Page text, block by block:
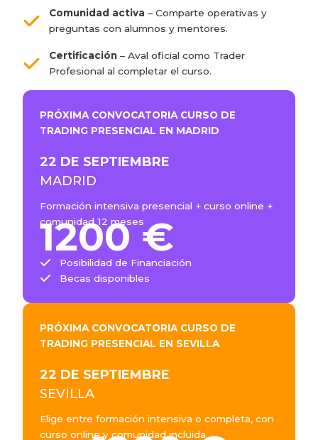
Comunidad activa – Comparte operativas y
preguntas con alumnos y mentores.
Certificación – Aval oficial como Trader
Profesional al completar el curso.
PRÓXIMA CONVOCATORIA CURSO DE
TRADING PRESENCIAL EN MADRID
22 DE SEPTIEMBRE
MADRID
Formación intensiva presencial + curso online +
comunidad 12 meses
1200 €
Posibilidad de Financiación
Becas disponibles
PRÓXIMA CONVOCATORIA CURSO DE
TRADING PRESENCIAL EN SEVILLA
22 DE SEPTIEMBRE
SEVILLA
Elige entre formación intensiva o completa, con
curso online y comunidad incluida.